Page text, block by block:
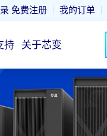
免费注册 我的订单
持 关于芯变